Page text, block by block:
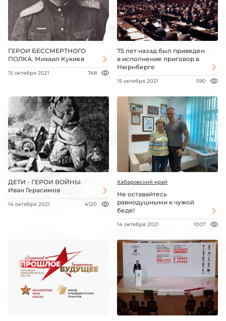
ГЕРОИ БЕССМЕРТНОГО
ПОЛКА. Михаил Кукиев
15 октября 2021 748
75 лет назад был приведен
в исполнение приговор в
Нюрнберге
15 октября 2021 590
ДЕТИ - ГЕРОИ ВОЙНЫ.
Иван Герасимов
14 октября 2021 4120
Хабаровский край
Не оставайтесь
равнодушными к чужой
беде!
14 октября 2021 1007